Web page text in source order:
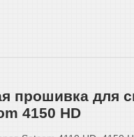
прошивка для
4150 HD